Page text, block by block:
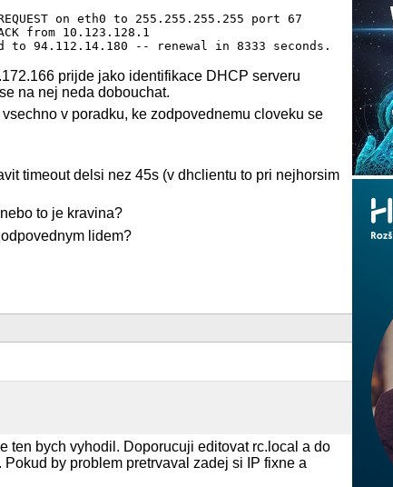
on eth0 to 255.255.255.255 port 67
from 10.123.128.1
prijde jako identifikace DHCP serveru
na nej neda dobouchat.
v poradku, ke zodpovednemu cloveku se
timeout delsi nez 45s (v dhclientu to pri nejhorsim
to je kravina?
lidem?
ten bych vyhodil. Doporucuji editovat rc.local a do
by problem pretrvaval zadej si IP fixne a